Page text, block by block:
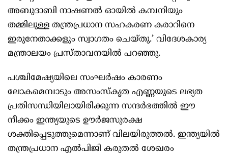
അബുദാബി നാഷണൽ ഓയിൽ കമ്പനിയും
തമ്മിലുള്ള തന്ത്രപ്രധാന സഹകരണ കരാറിനെ
ഇരുനേതാക്കളും സ്വാഗതം ചെയ്തു.’ വിദേശകാര്യ
മന്ത്രാലയം പ്രസ്താവനയിൽ പറഞ്ഞു.
പശ്ചിമേഷ്യയിലെ സംഘർഷം കാരണം
ലോകമെമ്പാടും അസംസ്കൃത എണ്ണയുടെ ലഭ്യത
പ്രതിസന്ധിയിലായിരിക്കുന്ന സന്ദർഭത്തിൽ ഈ
നീക്കം ഇന്ത്യയുടെ ഊർജസുരക്ഷ
ശക്തിപ്പെടുത്തുമെന്നാണ് വിലയിരുത്തൽ. ഇന്ത്യയിൽ
തന്ത്രപ്രധാന എൽപിജി കരുതൽ ശേഖരം